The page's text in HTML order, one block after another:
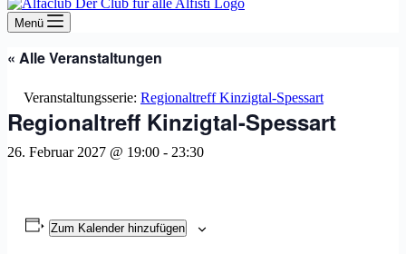
Menü
« Alle Veranstaltungen
Veranstaltungsserie: Regionaltreff Kinzigtal-Spessart
Regionaltreff Kinzigtal-Spessart
26. Februar 2027 @ 19:00 - 23:30
Zum Kalender hinzufügen